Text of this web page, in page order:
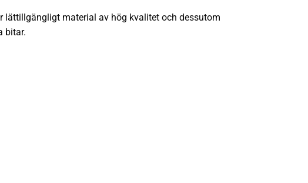
lättillgängligt material av hög kvalitet och dessutom
bitar.